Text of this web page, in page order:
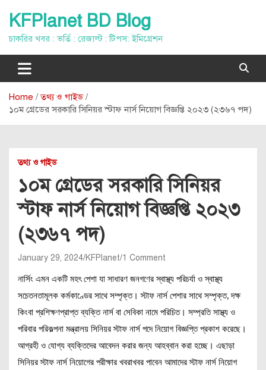
content
KFPlanet BD Blog
চাকরির খবর : ভর্তি : রেজাল্ট : টিপস: ইমিগ্রেশন
Home
তথ্য ও গাইড
১০ম গ্রেডের সরকারি সিনিয়র স্টাফ নার্স নিয়োগ বিজ্ঞপ্তি ২০২৩ (২৩৬৭ পদ)
তথ্য ও গাইড
১০ম গ্রেডের সরকারি সিনিয়র
স্টাফ নার্স নিয়োগ বিজ্ঞপ্তি ২০২৩
(২৩৬৭ পদ)
January 29, 2024 KFPlanet 1 Comment
নার্সিং এমন একটি মহৎ পেশা যা সাধারণ জনগণের স্বাস্থ্য পরিচর্যা ও স্বাস্থ্য
সচেতনতামূলক কর্মকাণ্ডের সাথে সম্পৃক্ত। স্টাফ নার্স পেশার সাথে সম্পৃক্ত, দক্ষ
কিংবা প্রশিক্ষণপ্রাপ্ত ব্যক্তি নার্স বা সেবিকা নামে পরিচিত। সম্প্রতি সাস্থ্য ও
পরিবার পরিকল্পনা মন্ত্রালয় সিনিয়র স্টাফ নার্স পদে নিয়োগ বিজ্ঞপ্তি প্রকাশ করেছে।
আগ্রহী ও যোগ্য ব্যক্তিদের আবেদন করার জন্য আহব্বান করা হচ্ছে। এছাড়া
সিনিয়র স্টাফ নার্স নিয়োগের পরীক্ষার খবরাখবর পাবেন আমাদের স্টাফ নার্স নিয়োগ